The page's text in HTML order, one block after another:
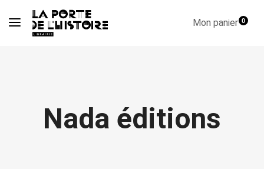
Mon panier0
Nada éditions